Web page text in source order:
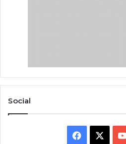
Social
Facebook